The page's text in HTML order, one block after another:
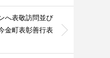
へ表敬訪問並び
金町表彰善行表